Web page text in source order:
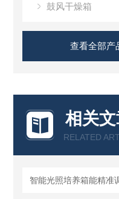
鼓风干燥箱
查看全部产
相关
RELATED
智能光照培养箱能精准